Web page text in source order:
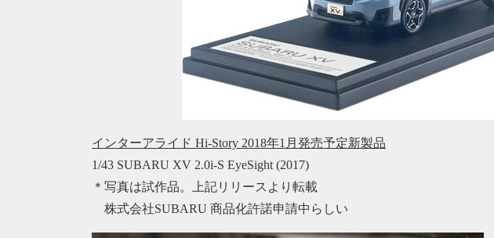
インターアライド Hi-Story 2018年1月発売予定新製品
1/43 SUBARU XV 2.0i-S EyeSight (2017)
＊写真は試作品。上記リリースより転載
株式会社SUBARU 商品化許諾申請中らしい